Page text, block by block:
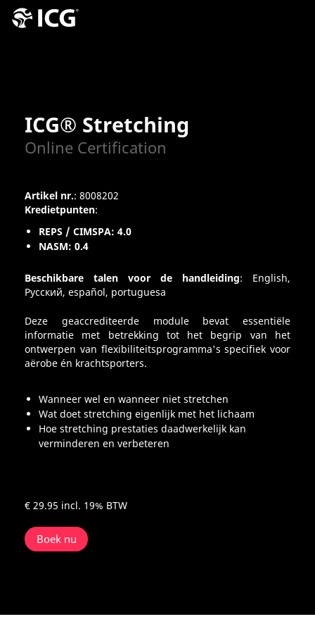
ICG® Stretching
Online Certification
Artikel nr.: 8008202
Kredietpunten:
REPS / CIMSPA: 4.0
NASM: 0.4
Beschikbare talen voor de handleiding: English,
Pусский, español, portuguesa
Deze geaccrediteerde module bevat essentiële
informatie met betrekking tot het begrip van het
ontwerpen van flexibiliteitsprogramma's specifiek voor
aërobe én krachtsporters.
Wanneer wel en wanneer niet stretchen
Wat doet stretching eigenlijk met het lichaam
Hoe stretching prestaties daadwerkelijk kan
verminderen en verbeteren
€ 29.95 incl. 19% BTW
Boek nu